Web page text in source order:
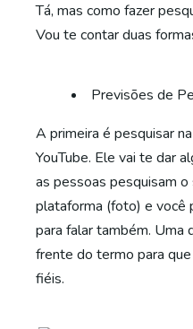
Tá, mas como fazer
Vou te contar duas
Previsões de
A primeira é pesquisar
YouTube. Ele vai te dar
as pessoas pesquisam
plataforma (foto) e você
para falar também. Uma
frente do termo para
fiéis.